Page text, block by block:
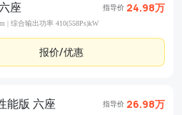
座 指导价 24.98万
| 综合输出功率 410(558Ps)kW
报价/优惠
能版 六座 指导价 26.98万